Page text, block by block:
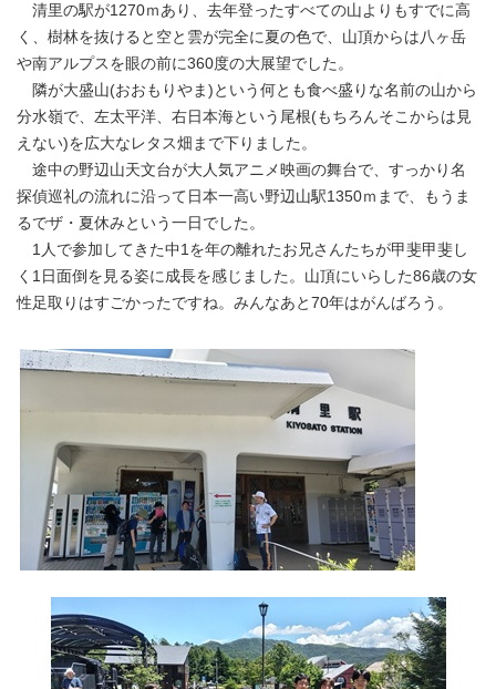
清里の駅が1270ｍあり、去年登ったすべての山よりもすでに高
く、樹林を抜けると空と雲が完全に夏の色で、山頂からは八ヶ岳
や南アルプスを眼の前に360度の大展望でした。
隣が大盛山(おおもりやま)という何とも食べ盛りな名前の山から
分水嶺で、左太平洋、右日本海という尾根(もちろんそこからは見
えない)を広大なレタス畑まで下りました。
途中の野辺山天文台が大人気アニメ映画の舞台で、すっかり名
探偵巡礼の流れに沿って日本一高い野辺山駅1350ｍまで、もうま
るでザ・夏休みという一日でした。
1人で参加してきた中1を年の離れたお兄さんたちが甲斐甲斐し
く1日面倒を見る姿に成長を感じました。山頂にいらした86歳の女
性足取りはすごかったですね。みんなあと70年はがんばろう。